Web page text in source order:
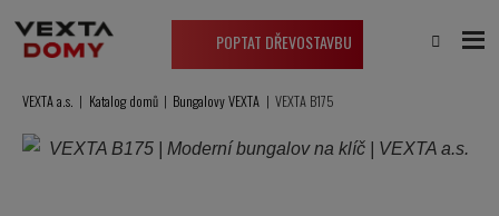
POPTAT DŘEVOSTAVBU
VEXTA a.s. Katalog domů Bungalovy VEXTA VEXTA B175
MODERNÍ